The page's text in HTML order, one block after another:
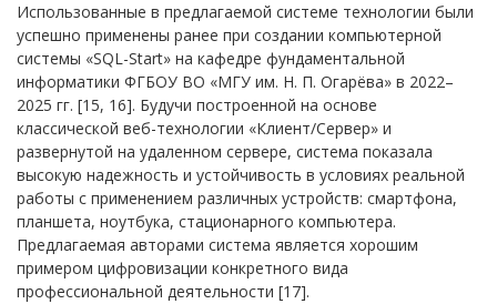
Использованные в предлагаемой системе технологии были
успешно применены ранее при создании компьютерной
системы «SQL-Start» на кафедре фундаментальной
информатики ФГБОУ ВО «МГУ им. Н. П. Огарёва» в 2022–
2025 гг. [15, 16]. Будучи построенной на основе
классической веб-технологии «Клиент/Сервер» и
развернутой на удаленном сервере, система показала
высокую надежность и устойчивость в условиях реальной
работы с применением различных устройств: смартфона,
планшета, ноутбука, стационарного компьютера.
Предлагаемая авторами система является хорошим
примером цифровизации конкретного вида
профессиональной деятельности [17].